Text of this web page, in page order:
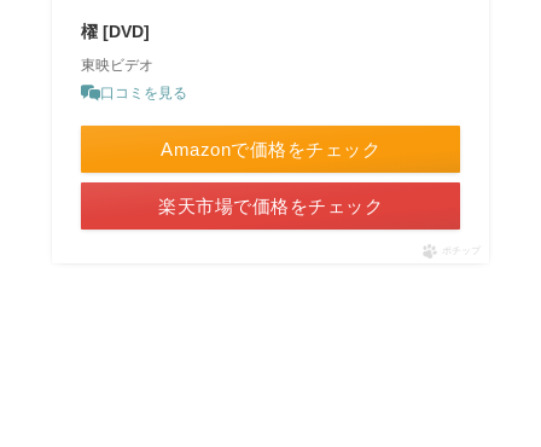
櫂 [DVD]
東映ビデオ
口コミを見る
Amazonで価格をチェック
楽天市場で価格をチェック
ポチップ